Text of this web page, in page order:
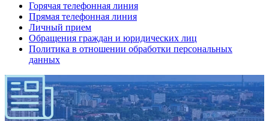
Горячая телефонная линия
Прямая телефонная линия
Личный прием
Обращения граждан и юридических лиц
Политика в отношении обработки персональных
данных